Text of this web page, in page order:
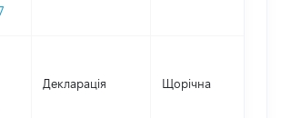
Декларація Щорічна